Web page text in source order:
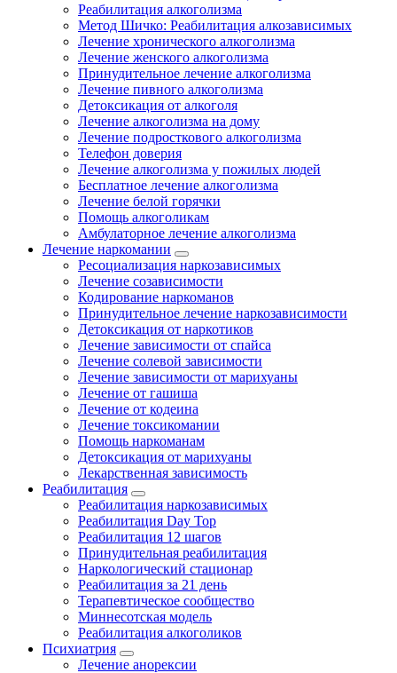
Реабилитация алкоголизма
Метод Шичко: Реабилитация алкозависимых
Лечение хронического алкоголизма
Лечение женского алкоголизма
Принудительное лечение алкоголизма
Лечение пивного алкоголизма
Детоксикация от алкоголя
Лечение алкоголизма на дому
Лечение подросткового алкоголизма
Телефон доверия
Лечение алкоголизма у пожилых людей
Бесплатное лечение алкоголизма
Лечение белой горячки
Помощь алкоголикам
Амбулаторное лечение алкоголизма
Лечение наркомании
Ресоциализация наркозависимых
Лечение созависимости
Кодирование наркоманов
Принудительное лечение наркозависимости
Детоксикация от наркотиков
Лечение зависимости от спайса
Лечение солевой зависимости
Лечение зависимости от марихуаны
Лечение от гашиша
Лечение от кодеина
Лечение токсикомании
Помощь наркоманам
Детоксикация от марихуаны
Лекарственная зависимость
Реабилитация
Реабилитация наркозависимых
Реабилитация Day Top
Реабилитация 12 шагов
Принудительная реабилитация
Наркологический стационар
Реабилитация за 21 день
Терапевтическое сообщество
Миннесотская модель
Реабилитация алкоголиков
Психиатрия
Лечение анорексии